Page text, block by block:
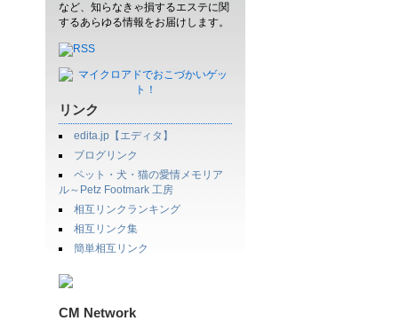
など、知らなきゃ損するエステに関
するあらゆる情報をお届けします。
リンク
edita.jp【エディタ】
ブログリンク
ペット・犬・猫の愛情メモリア
ル～Petz Footmark 工房
相互リンクランキング
相互リンク集
簡単相互リンク
CM Network